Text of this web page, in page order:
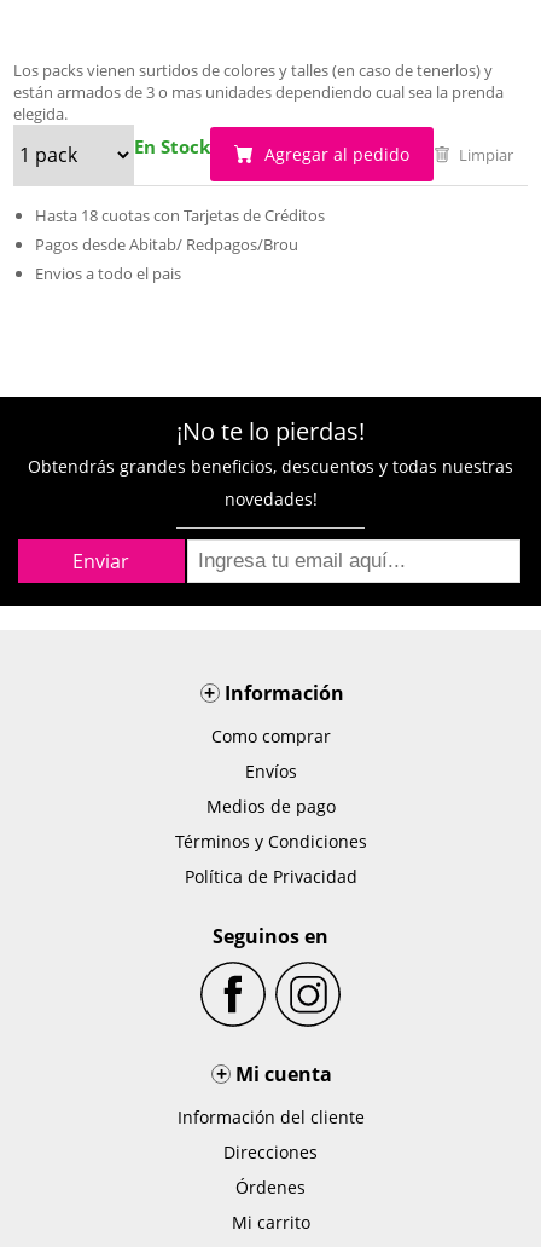
Los packs vienen surtidos de colores y talles (en caso de tenerlos) y
están armados de 3 o mas unidades dependiendo cual sea la prenda
elegida.
En Stock Agregar al pedido Limpiar
Hasta 18 cuotas con Tarjetas de Créditos
Pagos desde Abitab/ Redpagos/Brou
Envios a todo el pais
¡No te lo pierdas!
Obtendrás grandes beneficios, descuentos y todas nuestras
novedades!
+Información
Como comprar
Envíos
Medios de pago
Términos y Condiciones
Política de Privacidad
Seguinos en
+ Mi cuenta
Información del cliente
Direcciones
Órdenes
Mi carrito